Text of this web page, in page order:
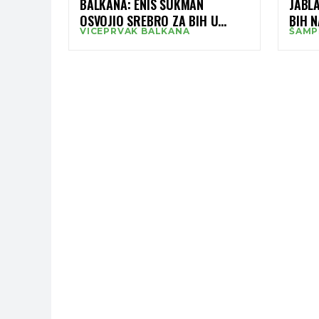
BALKANA: ENIS ŠUKMAN
OSVOJIO SREBRO ZA BIH U
NOVOM SADU
VICEPRVAK BALKANA
BIH